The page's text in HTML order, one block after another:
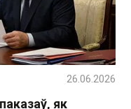
як
26.06.2026